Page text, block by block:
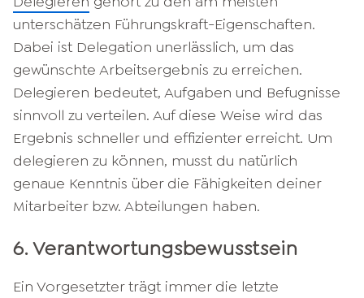
unterschätzen Führungskraft-Eigenschaften.
Dabei ist Delegation unerlässlich, um das
gewünschte Arbeitsergebnis zu erreichen.
Delegieren bedeutet, Aufgaben und Befugnisse
sinnvoll zu verteilen. Auf diese Weise wird das
Ergebnis schneller und effizienter erreicht. Um
delegieren zu können, musst du natürlich
genaue Kenntnis über die Fähigkeiten deiner
Mitarbeiter bzw. Abteilungen haben.
6. Verantwortungsbewusstsein
Ein Vorgesetzter trägt immer die letzte